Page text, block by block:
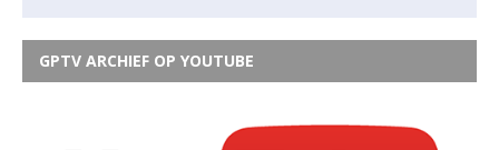
GPTV ARCHIEF OP YOUTUBE